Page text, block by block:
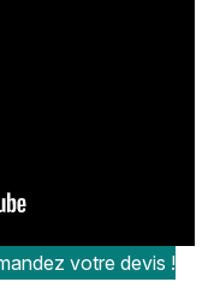
votre devis !